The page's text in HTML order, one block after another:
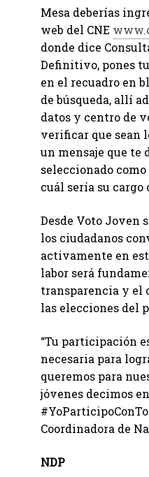
Mesa deberías
web del CNE
donde dice
Definitivo, pones
en el recuadro en
de búsqueda, allí
datos y centro de
verificar que sean
un mensaje que te
seleccionado
cuál sería su cargo
Desde Voto Joven
los ciudadanos
activamente en
labor será
transparencia y el
las elecciones del
“Tu participación
necesaria para
queremos para
jóvenes decimos
Coordinadora de
NDP